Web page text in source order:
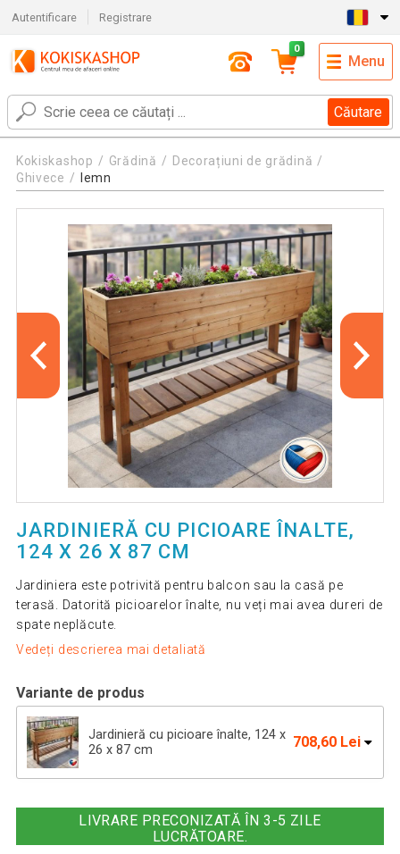
Autentificare Registrare
Căutare
0
Menu
Kokiskashop Grădină
Decorațiuni de grădină
Ghivece
lemn
JARDINIERĂ CU PICIOARE ÎNALTE,
124 X 26 X 87 CM
Jardiniera este potrivită pentru balcon sau la casă pe
terasă. Datorită picioarelor înalte, nu veți mai avea dureri de
spate neplăcute.
Vedeți descrierea mai detaliată
Variante de produs
Jardinieră cu picioare înalte, 124 x
26 x 87 cm
708,60 Lei
x 87 cm
LIVRARE PRECONIZATĂ ÎN 3-5 ZILE
LUCRĂTOARE.